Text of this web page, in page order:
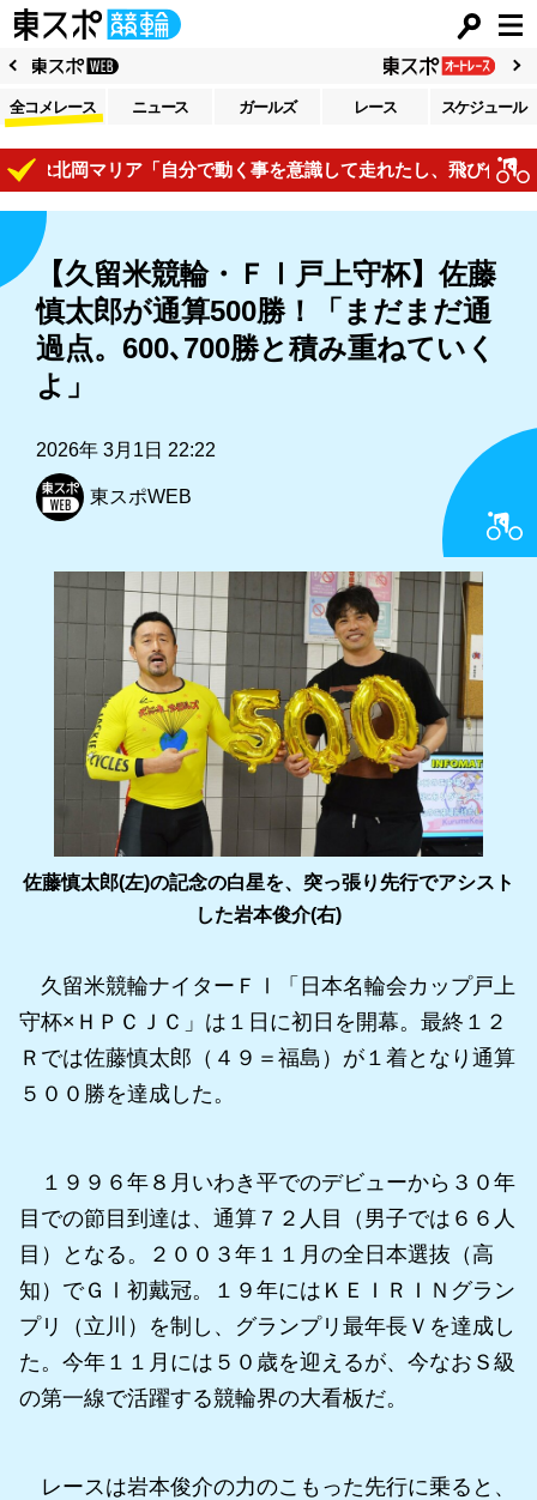
全コメレース ニュース ガールズ レース スケジュール
岡マリア「自分で動く事を意識して走れたし、飛び付けてい
【久留米競輪・ＦⅠ戸上守杯】佐藤
慎太郎が通算500勝！「まだまだ通
過点。600､700勝と積み重ねていく
よ」
2026年 3月1日 22:22
東スポWEB
佐藤慎太郎(左)の記念の白星を、突っ張り先行でアシスト
した岩本俊介(右)
久留米競輪ナイターＦⅠ「日本名輪会カップ戸上
守杯×ＨＰＣＪＣ」は１日に初日を開幕。最終１２
Ｒでは佐藤慎太郎（４９＝福島）が１着となり通算
５００勝を達成した。
１９９６年８月いわき平でのデビューから３０年
目での節目到達は、通算７２人目（男子では６６人
目）となる。２００３年１１月の全日本選抜（高
知）でＧⅠ初戴冠。１９年にはＫＥＩＲＩＮグラン
プリ（立川）を制し、グランプリ最年長Ｖを達成し
た。今年１１月には５０歳を迎えるが、今なおＳ級
の第一線で活躍する競輪界の大看板だ。
レースは岩本俊介の力のこもった先行に乗ると、